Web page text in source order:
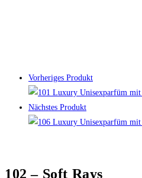
Vorheriges Produkt
Nächstes Produkt
102 – Soft Rays